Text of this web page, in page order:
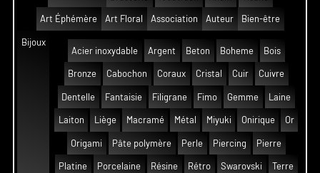
Art Éphémère Art Floral Association Auteur Bien-être
Bijoux
Acier inoxydable
Argent Beton Boheme Bois
Bronze Cabochon Coraux Cristal Cuir Cuivre
Dentelle Fantaisie Filigrane Fimo Gemme Laine
Laiton Liège Macramé Métal Miyuki Onirique Or
Origami Pâte polymère Perle Piercing Pierre
Platine Porcelaine Résine Rétro Swarovski Terre